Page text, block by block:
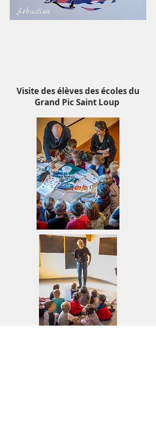
Sébastien
Visite des élèves des écoles du
Grand Pic Saint Loup